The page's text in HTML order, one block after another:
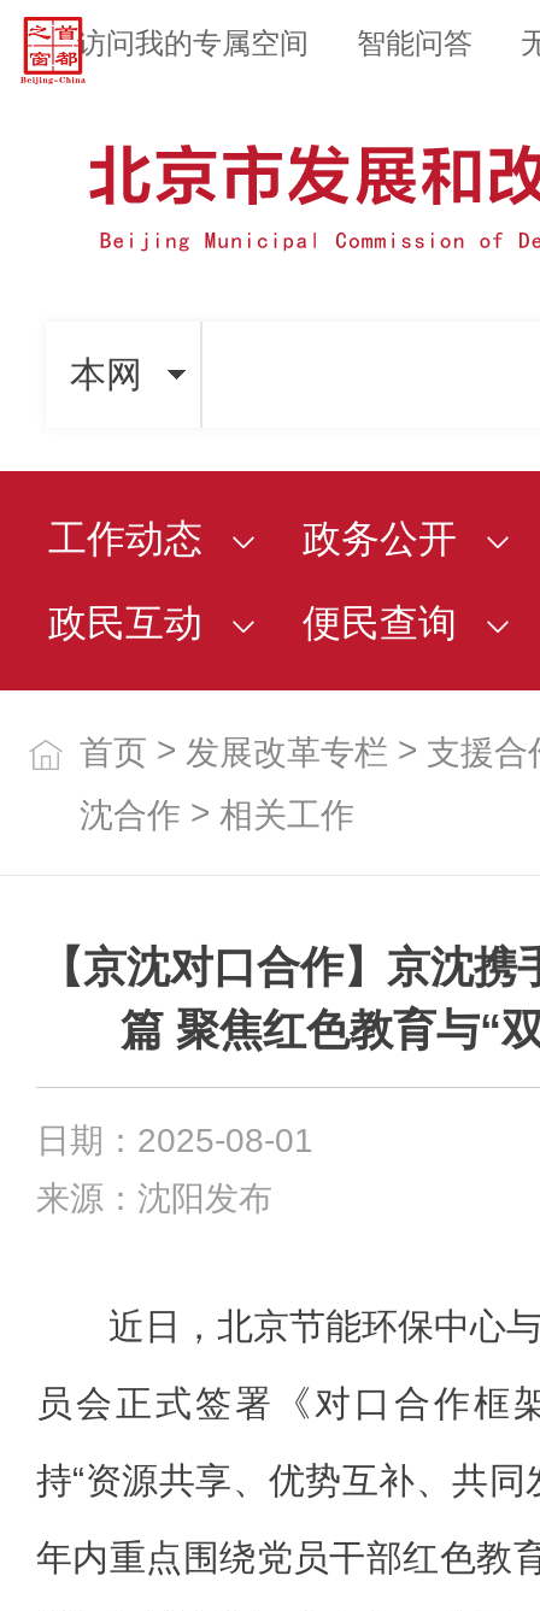
访问我的专属空间 智能问答
本网
工作动态
政务公开
政民互动
便民查询
首页 > 发展改革专栏 > 支援合
沈合作 > 相关工作
【京沈对口合作】京沈
篇 聚焦红色教育与“
日期：2025-08-01
来源：沈阳发布
近日，北京节能环保中心
员会正式签署《对口合作框
持“资源共享、优势互补、共同
年内重点围绕党员干部红色教